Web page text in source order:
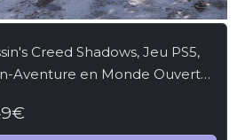
Creed Shadows, Jeu PS5,
Aventure en Monde Ouvert